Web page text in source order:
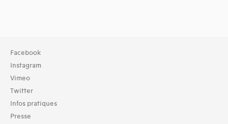
Facebook
Instagram
Vimeo
Twitter
Infos pratiques
Presse